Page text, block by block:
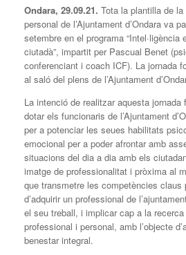
Ondara, 29.09.21. Tota la plantilla de la
personal de l’Ajuntament d’Ondara va
setembre en el programa “Intel·ligència
ciutadà”, impartit per Pascual Benet
conferenciant i coach ICF). La jornada
al saló del plens de l’Ajuntament
La intenció de realitzar aquesta
dotar els funcionaris de l’Ajuntament
per a potenciar les seues habilitats
emocional per a poder afrontar amb
situacions del dia a dia amb els
imatge de professionalitat i pròxima al
que transmetre les competències claus
d’adquirir un professional de
el seu treball, i implicar cap a la
professional i personal, amb l’objecte
benestar integral.